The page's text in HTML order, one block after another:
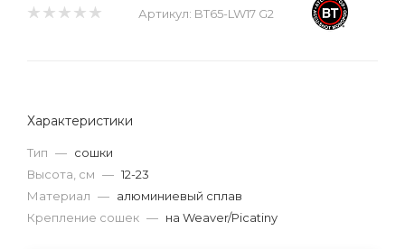
Артикул: BT65-LW17 G2
Характеристики
Тип — сошки
Высота, см — 12-23
Материал — алюминиевый сплав
Крепление сошек — на Weaver/Picatiny